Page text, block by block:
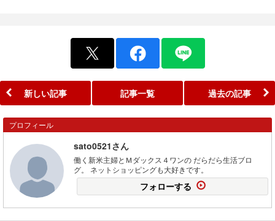
新しい記事 記事一覧 過去の記事
プロフィール
sato0521さん
働く新米主婦とＭダックス４ワンの だらだら生活ブロ
グ。 ネットショッピングも大好きです。
フォローする